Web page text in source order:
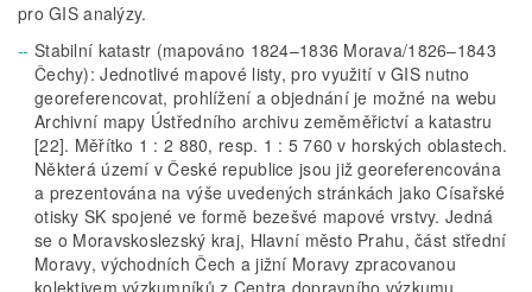
pro GIS analýzy.
Stabilní katastr (mapováno 1824–1836 Morava/1826–1843
Čechy): Jednotlivé mapové listy, pro využití v GIS nutno
georeferencovat, prohlížení a objednání je možné na webu
Archivní mapy Ústředního archivu zeměměřictví a katastru
[22]. Měřítko 1 : 2 880, resp. 1 : 5 760 v horských oblastech.
Některá území v České republice jsou již georeferencována
a prezentována na výše uvedených stránkách jako Císařské
otisky SK spojené ve formě bezešvé mapové vrstvy. Jedná
se o Moravskoslezský kraj, Hlavní město Prahu, část střední
Moravy, východních Čech a jižní Moravy zpracovanou